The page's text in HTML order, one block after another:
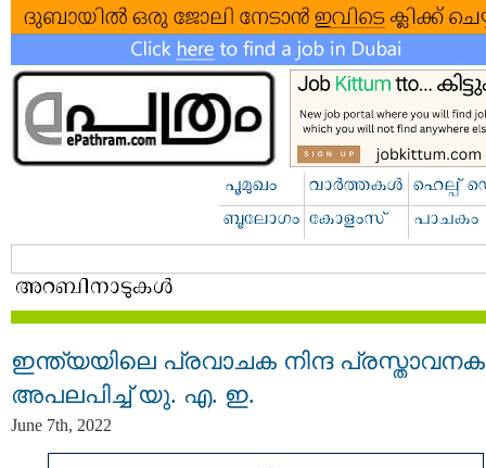
ഇന്ത്യയിലെ പ്രവാചക നിന്ദ
അപലപിച്ച് യു. എ. ഇ.
June 7th, 2022